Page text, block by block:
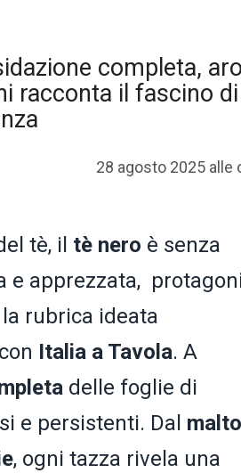
completa,
racconta il fascino di
28 agosto 2025 alle
tè, il tè nero è senza
e apprezzata,
la rubrica ideata
Italia a Tavola. A
delle foglie di
e persistenti. Dal
, ogni tazza rivela una